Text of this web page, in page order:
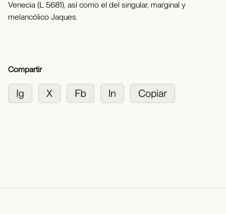
Venecia (L 5681), así como el del singular, marginal y
melancólico Jaques.
Compartir